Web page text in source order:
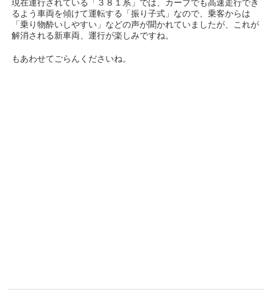
現在運行されている「３８１系」では、カーブでも高速走行でき
るよう車両を傾けて運転する「振り子式」なので、乗客からは
「乗り物酔いしやすい」などの声が聞かれていましたが、これが
解消される新車両、運行が楽しみですね。
もあわせてごらんくださいね。